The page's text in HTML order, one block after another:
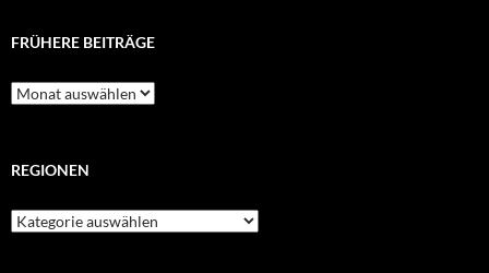
FRÜHERE BEITRÄGE
Frühere
Beiträge
REGIONEN
Regionen